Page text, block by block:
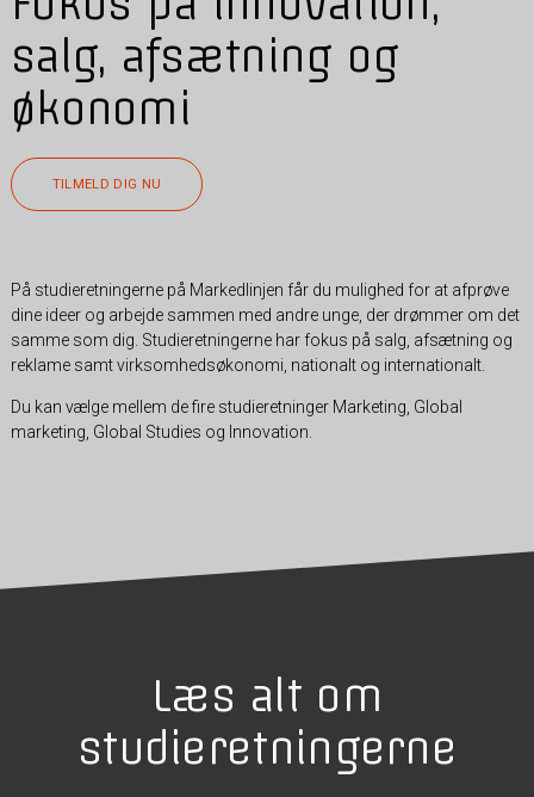
salg, afsætning og
økonomi
TILMELD DIG NU
På studieretningerne på Markedlinjen får du mulighed for at afprøve
dine ideer og arbejde sammen med andre unge, der drømmer om det
samme som dig. Studieretningerne har fokus på salg, afsætning og
reklame samt virksomhedsøkonomi, nationalt og internationalt.
Du kan vælge mellem de fire studieretninger Marketing, Global
marketing, Global Studies og Innovation.
Læs alt om
studieretningerne